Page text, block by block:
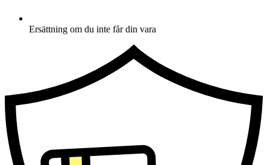
Ersättning om du inte får din vara